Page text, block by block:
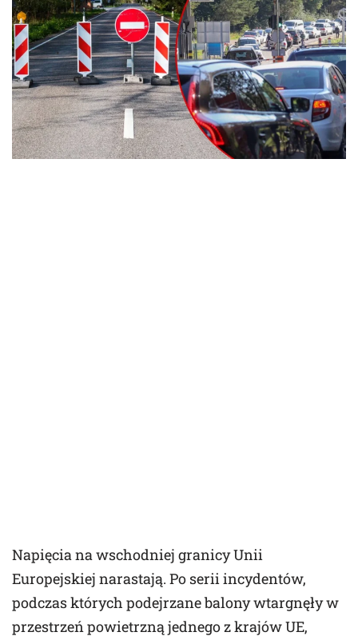
Napięcia na wschodniej granicy Unii
Europejskiej narastają. Po serii incydentów,
podczas których podejrzane balony wtargnęły w
przestrzeń powietrzną jednego z krajów UE,